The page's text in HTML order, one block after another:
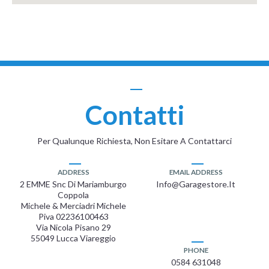
Contatti
Per Qualunque Richiesta, Non Esitare A Contattarci
ADDRESS
2 EMME Snc Di Mariamburgo
Coppola
Michele & Merciadri Michele
Piva 02236100463
Via Nicola Pisano 29
55049 Lucca Viareggio
EMAIL ADDRESS
Info@garagestore.it
PHONE
0584 631048